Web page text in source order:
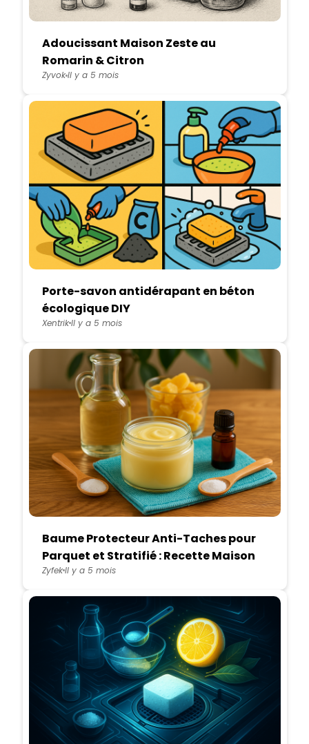
Adoucissant Maison Zeste au
Romarin & Citron
ZyvokIl y a 5 mois
Porte-savon antidérapant en béton
écologique DIY
XentrikIl y a 5 mois
Baume Protecteur Anti-Taches pour
Parquet et Stratifié : Recette Maison
ZyfekIl y a 5 mois